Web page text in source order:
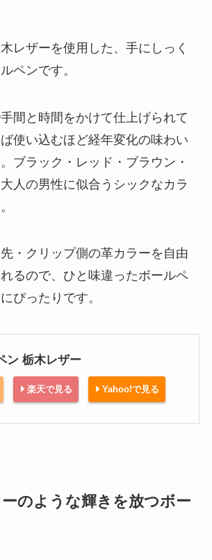
レザーを使用した、手にしっく
ペンです。
間と時間をかけて仕上げられて
使い込むほど経年変化の味わい
ブラック・レッド・ブラウン・
人の男性に似合うシックなカラ
・クリップ側の革カラーを自由
るので、ひと味違ったボールペ
ぴったりです。
ン 栃木レザー
楽天で見る Yahoo!で見る
のような輝きを放つボー